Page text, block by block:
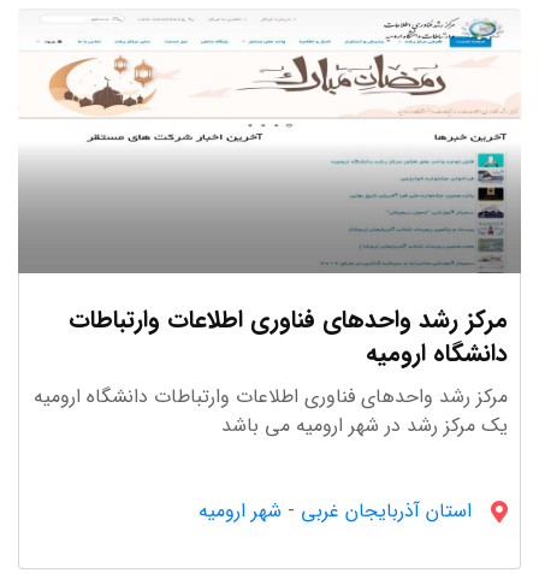
مرکز رشد واحدهای فناوری اطلاعات وارتباطات
دانشگاه ارومیه
مرکز رشد واحدهای فناوری اطلاعات وارتباطات دانشگاه ارومیه
یک مرکز رشد در شهر ارومیه می باشد
استان آذربایجان غربى - شهر ارومیه